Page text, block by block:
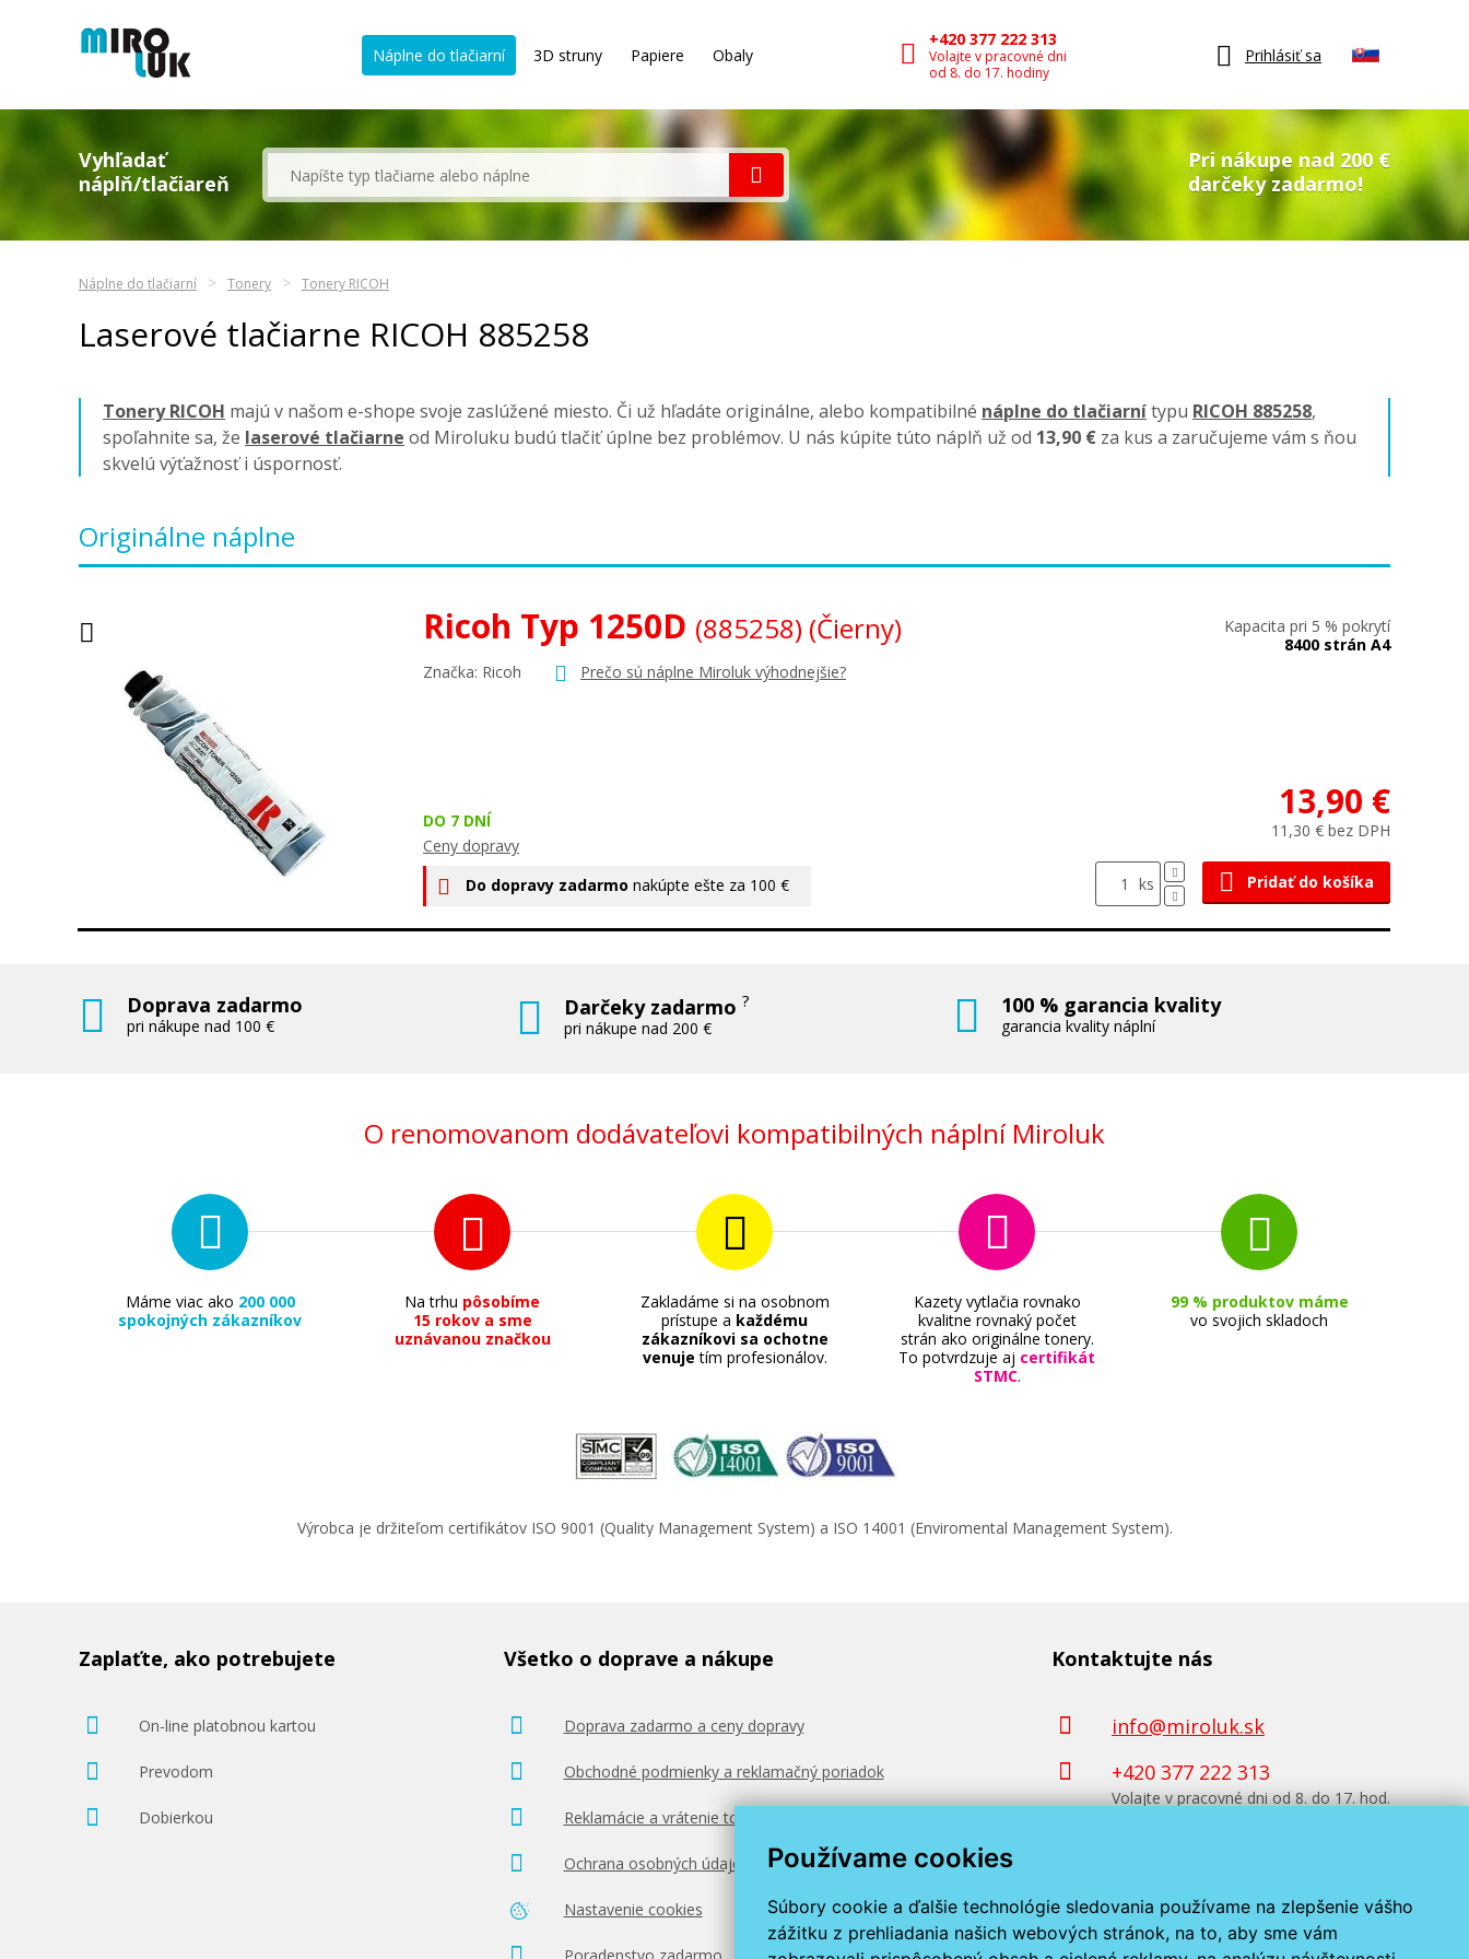
Používame cookies
Súbory cookie a ďalšie technológie sledovania používame na zlepšenie vášho
zážitku z prehliadania našich webových stránok, na to, aby sme vám
Náplne do tlačiarní 3D struny Papiere Obaly
+420 377 222 313
Volajte v pracovné dni
od 8. do 17. hodiny
Prihlásiť sa
Vyhľadať
náplň/tlačiareň
Pri nákupe nad 200 €
darčeky zadarmo!
Náplne do tlačiarní Tonery Tonery RICOH
Laserové tlačiarne RICOH 885258
Tonery RICOH majú v našom e-shope svoje zaslúžené miesto. Či už hľadáte originálne, alebo kompatibilné náplne do tlačiarnítypu RICOH 885258,
spoľahnite sa, že laserové tlačiarne od Miroluku budú tlačiť úplne bez problémov. U nás kúpite túto náplň už od 13,90 € za kus a zaručujeme vám s ňou
skvelú výťažnosť i úspornosť.
Originálne náplne
Ricoh Typ 1250D (885258) (Čierny)
Značka: Ricoh Prečo sú náplne Miroluk výhodnejšie?
DO 7 DNÍ
Ceny dopravy
Do dopravy zadarmo nakúpte ešte za 100 €
Kapacita pri 5 % pokrytí
8400 strán A4
13,90 €
11,30 € bez DPH
ks Pridať do košíka
Doprava zadarmo
pri nákupe nad 100 €
Darčeky zadarmo?
pri nákupe nad 200 €
100 % garancia kvality
garancia kvality náplní
O renomovanom dodávateľovi kompatibilných náplní Miroluk
Máme viac ako 200 000
spokojných zákazníkov
Na trhu pôsobíme
15 rokov a sme
uznávanou značkou
Zakladáme si na osobnom
prístupe a každému
zákazníkovi sa ochotne
venuje tím profesionálov.
Kazety vytlačia rovnako
kvalitne rovnaký počet
strán ako originálne tonery.
To potvrdzuje aj certifikát
STMC.
99 % produktov máme
vo svojich skladoch
Výrobca je držiteľom certifikátov ISO 9001 (Quality Management System) a ISO 14001 (Enviromental Management System).
Zaplaťte, ako potrebujete
On-line platobnou kartou
Prevodom
Dobierkou
Všetko o doprave a nákupe
Doprava zadarmo a ceny dopravy
Obchodné podmienky a reklamačný poriadok
Reklamácie a vrátenie tovaru
Ochrana osobných údajov
Nastavenie cookies
Kontaktujte nás
info@miroluk.sk
+420 377 222 313
Volajte v pracovné dni od 8. do 17. hod.